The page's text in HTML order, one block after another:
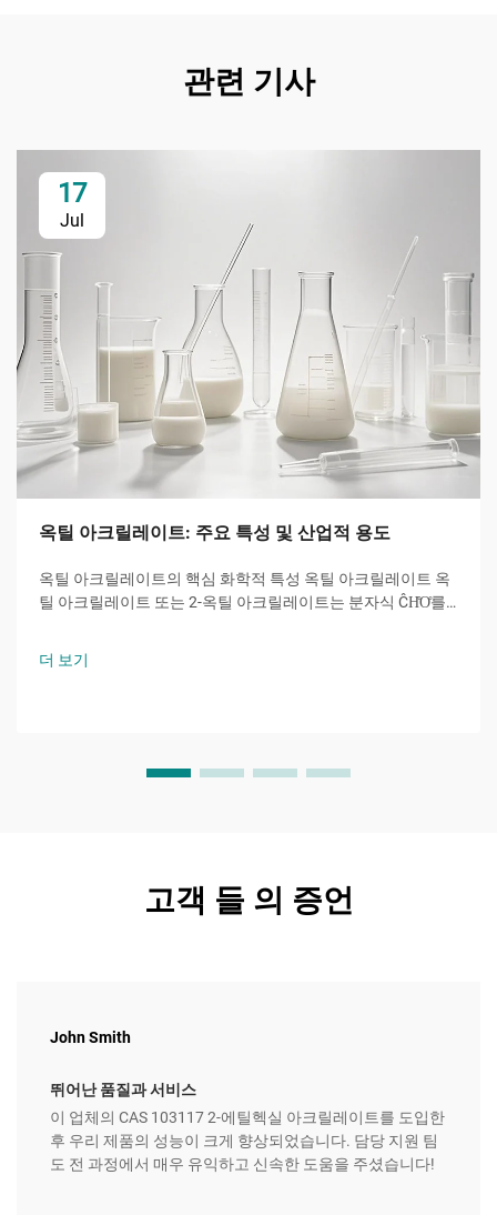
관련 기사
17
Jul
옥틸 아크릴레이트: 주요 특성 및 산업적 용도
옥틸 아크릴레이트의 핵심 화학적 특성 옥틸 아크릴레이트 옥
틸 아크릴레이트 또는 2-옥틸 아크릴레이트는 분자식 ĈH̊O̊를
더 보기
고객 들 의 증언
John Smith
뛰어난 품질과 서비스
이 업체의 CAS 103117 2-에틸헥실 아크릴레이트를 도입한
후 우리 제품의 성능이 크게 향상되었습니다. 담당 지원 팀
도 전 과정에서 매우 유익하고 신속한 도움을 주셨습니다!